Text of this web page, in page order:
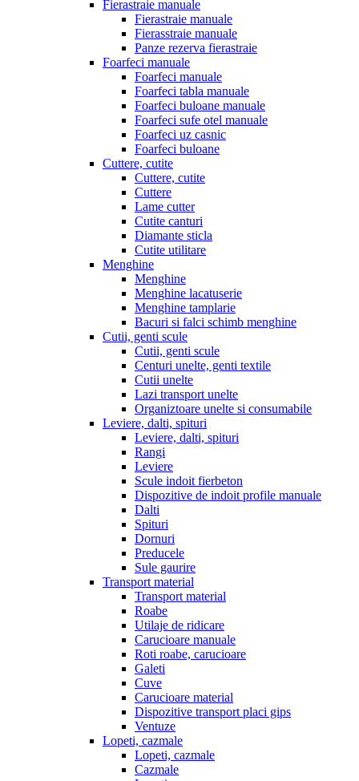
Fierastraie manuale
Fierastraie manuale
Fierasstraie manuale
Panze rezerva fierastraie
Foarfeci manuale
Foarfeci manuale
Foarfeci tabla manuale
Foarfeci buloane manuale
Foarfeci sufe otel manuale
Foarfeci uz casnic
Foarfeci buloane
Cuttere, cutite
Cuttere, cutite
Cuttere
Lame cutter
Cutite canturi
Diamante sticla
Cutite utilitare
Menghine
Menghine
Menghine lacatuserie
Menghine tamplarie
Bacuri si falci schimb menghine
Cutii, genti scule
Cutii, genti scule
Centuri unelte, genti textile
Cutii unelte
Lazi transport unelte
Organiztoare unelte si consumabile
Leviere, dalti, spituri
Leviere, dalti, spituri
Rangi
Leviere
Scule indoit fierbeton
Dispozitive de indoit profile manuale
Dalti
Spituri
Dornuri
Preducele
Sule gaurire
Transport material
Transport material
Roabe
Utilaje de ridicare
Carucioare manuale
Roti roabe, carucioare
Galeti
Cuve
Carucioare material
Dispozitive transport placi gips
Ventuze
Lopeti, cazmale
Lopeti, cazmale
Cazmale